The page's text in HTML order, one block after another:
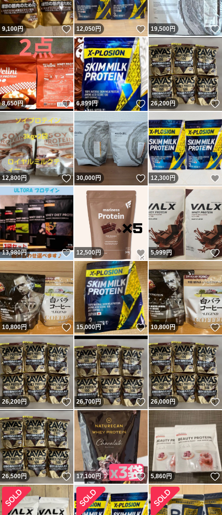
9,100円 いいね！
12,050円 いいね！
19,500円
8,650円 いいね！
6,899円 いいね！
26,200円
12,800円 いいね！
30,000円 いいね！
12,300円
13,980円 いいね！
12,500円 いいね！
5,999円
10,800円 いいね！
15,000円 いいね！
10,800円
26,200円 いいね！
26,700円 いいね！
26,000円
26,500円 いいね！
17,100円 いいね！
5,860円